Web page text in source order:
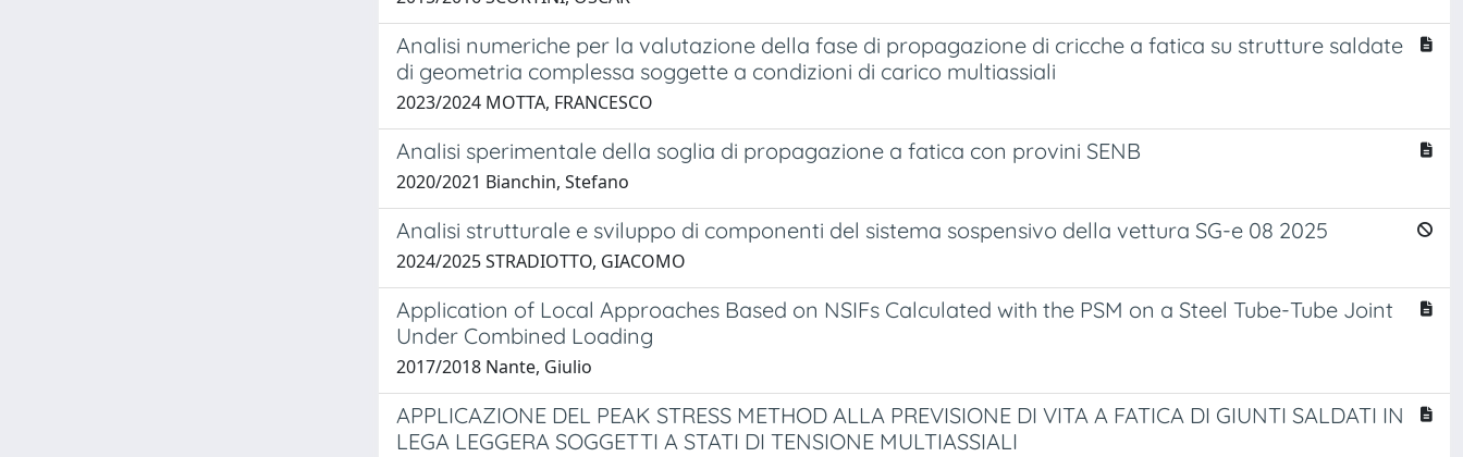
Analisi numeriche per la valutazione della fase di propagazione di cricche a fatica su strutture saldate
di geometria complessa soggette a condizioni di carico multiassiali
2023/2024 MOTTA, FRANCESCO
Analisi sperimentale della soglia di propagazione a fatica con provini SENB
2020/2021 Bianchin, Stefano
Analisi strutturale e sviluppo di componenti del sistema sospensivo della vettura SG-e 08 2025
2024/2025 STRADIOTTO, GIACOMO
Application of Local Approaches Based on NSIFs Calculated with the PSM on a Steel Tube-Tube Joint
Under Combined Loading
2017/2018 Nante, Giulio
APPLICAZIONE DEL PEAK STRESS METHOD ALLA PREVISIONE DI VITA A FATICA DI GIUNTI SALDATI IN
LEGA LEGGERA SOGGETTI A STATI DI TENSIONE MULTIASSIALI